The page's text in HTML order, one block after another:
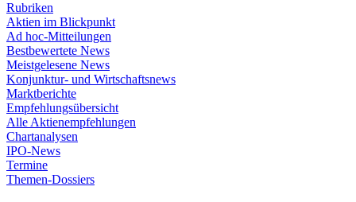
Rubriken
Aktien im Blickpunkt
Ad hoc-Mitteilungen
Bestbewertete News
Meistgelesene News
Konjunktur- und Wirtschaftsnews
Marktberichte
Empfehlungsübersicht
Alle Aktienempfehlungen
Chartanalysen
IPO-News
Termine
Themen-Dossiers